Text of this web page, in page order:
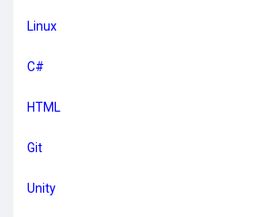
Linux
C#
HTML
Git
Unity